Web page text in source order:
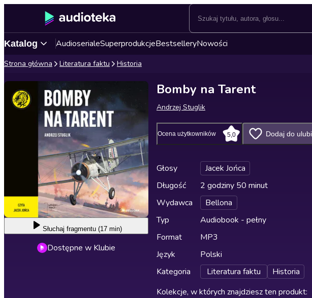
Katalog AudioserialeSuperprodukcjeBestselleryNowości
Strona główna Literatura faktu Historia
Słuchaj fragmentu (17 min)
Dostępne w Klubie
Bomby na Tarent
Andrzej Stuglik
Ocena użytkowników 5,0 Dodaj do
Głosy
Jacek Jońca
Długość
2 godziny 50 minut
Wydawca
Bellona
Typ
Audiobook - pełny
Format
MP3
Język
Polski
Kategoria
Literatura faktu
Historia
Kolekcje, w których znajdziesz ten produkt: